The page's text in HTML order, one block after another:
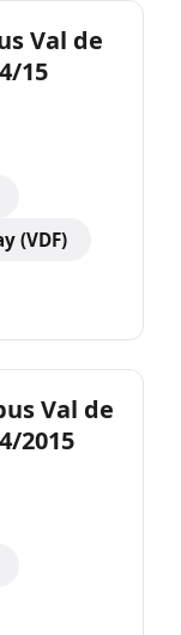
Val de
15
(VDF)
Val de
2015